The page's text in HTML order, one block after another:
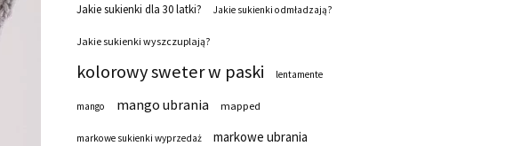
Jakie sukienki dla 30 latki? Jakie sukienki odmładzają?
Jakie sukienki wyszczuplają?
kolorowy sweter w paski lentamente
mango mango ubrania mapped
markowe sukienki wyprzedaż markowe ubrania